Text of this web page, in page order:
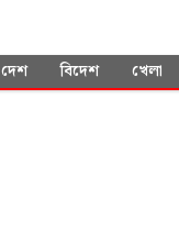
দেশ বিদেশ খেলা